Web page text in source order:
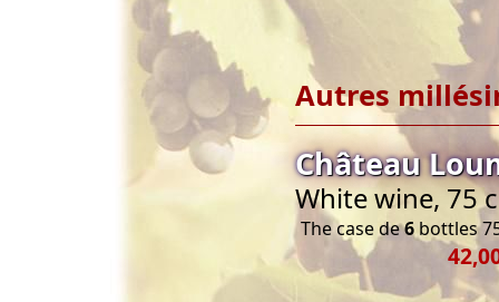
Autres
Château
White wine, 75
The case de6 bottles